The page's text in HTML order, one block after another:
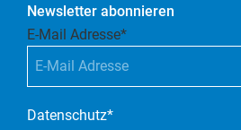
Newsletter abonnieren
E-Mail Adresse*
Datenschutz*